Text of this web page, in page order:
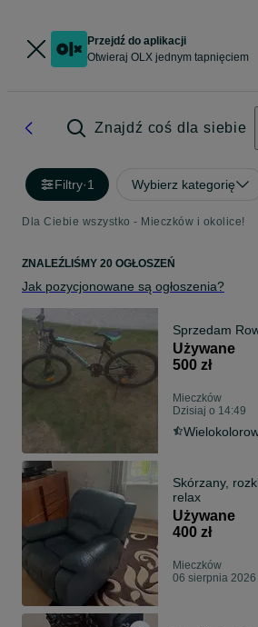
Przejdź do aplikacji
Otwieraj OLX jednym tapnięciem
Znajdź coś dla siebie
Filtry·1 Wybierz kategorię
Dla Ciebie wszystko - Mieczków i okolice!
ZNALEŹLIŚMY 20 OGŁOSZEŃ
Jak pozycjonowane są ogłoszenia?
Sprzedam
Używane
500 zł
Mieczków
Dzisiaj o 14:49
Skórzany,
relax
Używane
400 zł
Mieczków
06 sierpnia 2026